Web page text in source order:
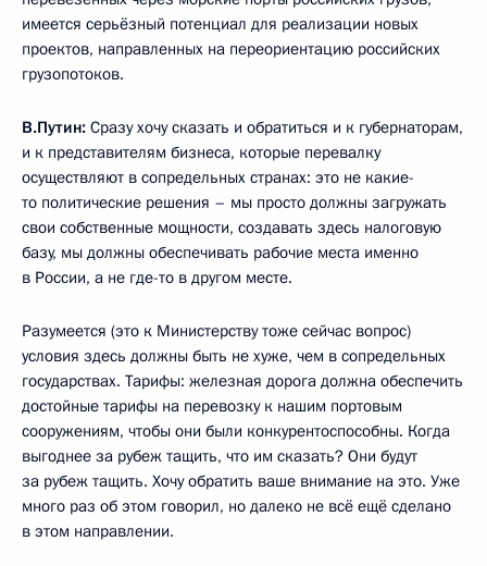
имеется серьёзный потенциал для реализации новых
проектов, направленных на переориентацию российских
грузопотоков.
В.Путин: Сразу хочу сказать и обратиться и к губернаторам,
и к представителям бизнеса, которые перевалку
осуществляют в сопредельных странах: это не какие-
то политические решения – мы просто должны загружать
свои собственные мощности, создавать здесь налоговую
базу, мы должны обеспечивать рабочие места именно
в России, а не где-то в другом месте.
Разумеется (это к Министерству тоже сейчас вопрос)
условия здесь должны быть не хуже, чем в сопредельных
государствах. Тарифы: железная дорога должна обеспечить
достойные тарифы на перевозку к нашим портовым
сооружениям, чтобы они были конкурентоспособны. Когда
выгоднее за рубеж тащить, что им сказать? Они будут
за рубеж тащить. Хочу обратить ваше внимание на это. Уже
много раз об этом говорил, но далеко не всё ещё сделано
в этом направлении.